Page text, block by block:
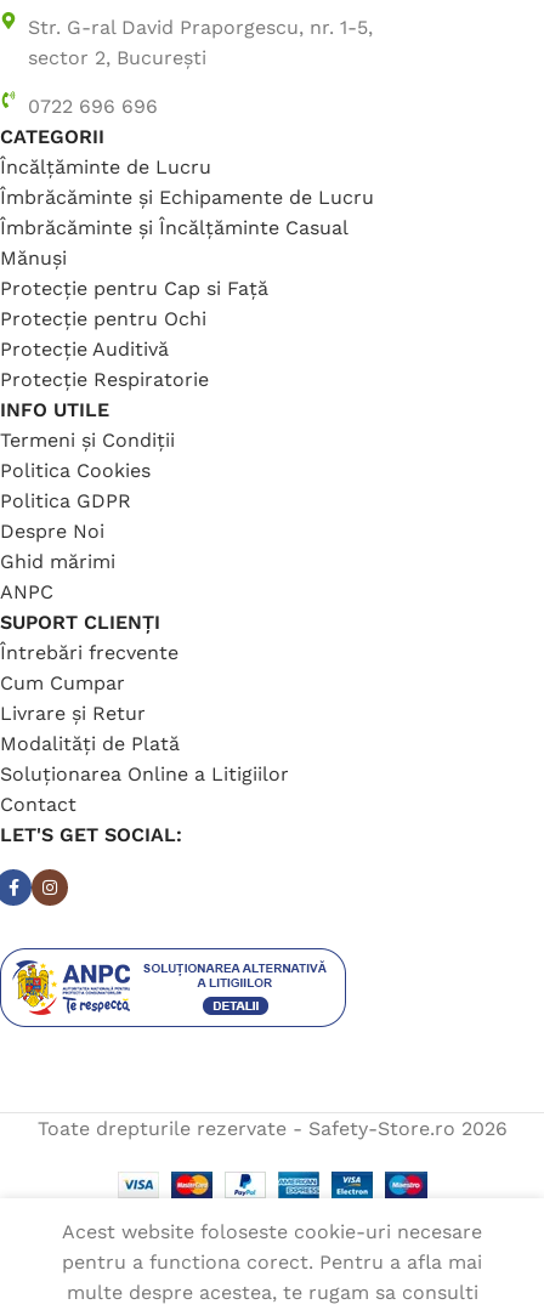
Str. G-ral David Praporgescu, nr. 1-5,
sector 2, București
0722 696 696
CATEGORII
Încălțăminte de Lucru
Îmbrăcăminte și Echipamente de Lucru
Îmbrăcăminte și Încălțăminte Casual
Mănuși
Protecție pentru Cap si Față
Protecție pentru Ochi
Protecție Auditivă
Protecție Respiratorie
INFO UTILE
Termeni și Condiții
Politica Cookies
Politica GDPR
Despre Noi
Ghid mărimi
ANPC
SUPORT CLIENȚI
Întrebări frecvente
Cum Cumpar
Livrare și Retur
Modalități de Plată
Soluționarea Online a Litigiilor
Contact
LET'S GET SOCIAL:
Toate drepturile rezervate - Safety-Store.ro 2026
Acest website foloseste cookie-uri necesare
pentru a functiona corect. Pentru a afla mai
multe despre acestea, te rugam sa consulti
Pantaloni
impermeabili
197,00lei
SELECTEAZĂ